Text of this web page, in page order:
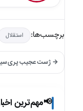
برچسب‌ها: استقلال
→ ژست عجیب
📢مهم‌ترین